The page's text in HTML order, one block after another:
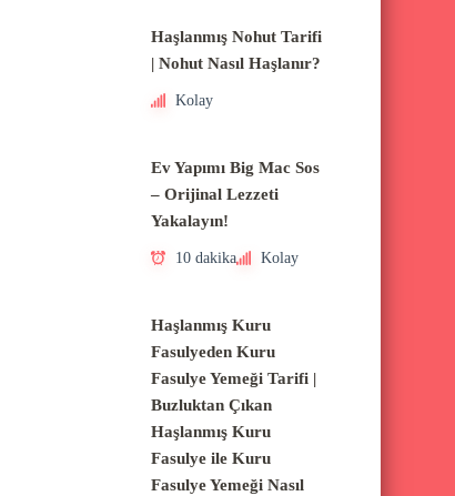
Haşlanmış Nohut Tarifi
| Nohut Nasıl Haşlanır?
Kolay
Ev Yapımı Big Mac Sos
– Orijinal Lezzeti
Yakalayın!
10 dakika Kolay
Haşlanmış Kuru
Fasulyeden Kuru
Fasulye Yemeği Tarifi |
Buzluktan Çıkan
Haşlanmış Kuru
Fasulye ile Kuru
Fasulye Yemeği Nasıl